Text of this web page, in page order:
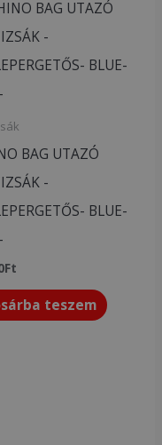
BAG UTAZÓ
-
BLUE-
Ft
teszem